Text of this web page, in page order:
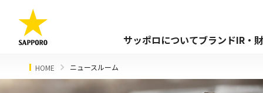
サッポロについてブランドIR・
HOME ニュースルーム